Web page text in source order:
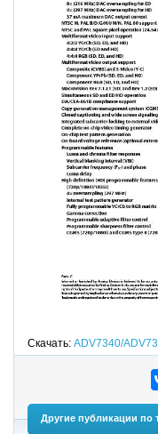
Скачать: ADV7340/
Другие публикации по